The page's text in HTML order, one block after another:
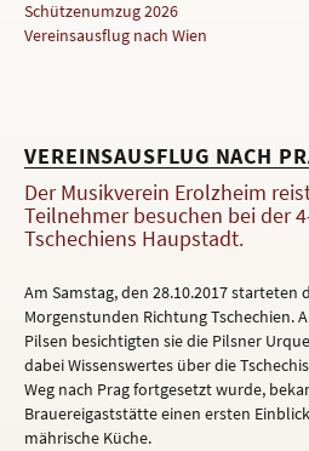
Schützenumzug 2026
Vereinsausflug nach Wien
VEREINSAUSFLUG NACH
Der Musikverein Erolzheim
Teilnehmer besuchen bei der
Tschechiens Haupstadt.
Am Samstag, den 28.10.2017
Morgenstunden Richtung Tschechien.
Pilsen besichtigten sie die Pilsner
dabei Wissenswertes über die
Weg nach Prag fortgesetzt wurde,
Brauereigaststätte einen ersten
mährische Küche.